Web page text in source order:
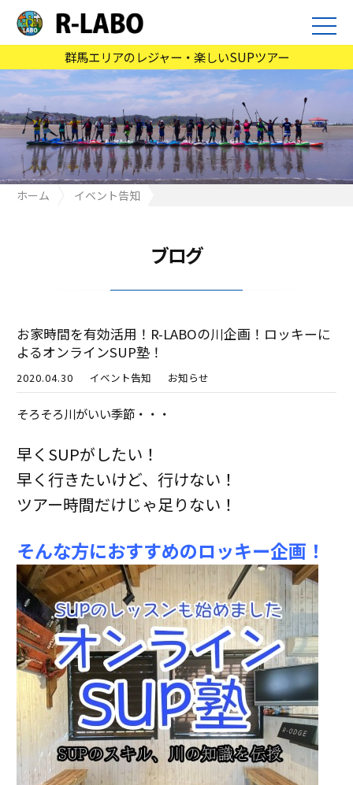
群馬エリアのレジャー・楽しいSUPツアー
ホーム
イベント告知
ブログ
お家時間を有効活用！R-LABOの川企画！ロッキーに
よるオンラインSUP塾！
2020.04.30 イベント告知 お知らせ
そろそろ川がいい季節・・・
早くSUPがしたい！
早く行きたいけど、行けない！
ツアー時間だけじゃ足りない！
そんな方におすすめのロッキー企画！